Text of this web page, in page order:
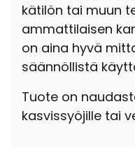
kätilön tai muun
ammattilaisen
on aina hyvä
säännöllistä
Tuote on
kasvissyöjille tai